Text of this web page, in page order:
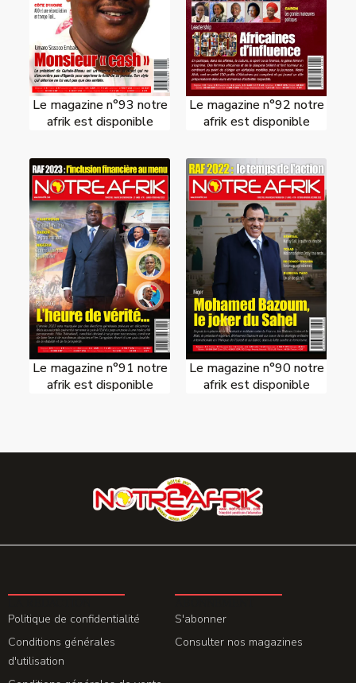
Le magazine n°93 notre
afrik est disponible
Le magazine n°92 notre
afrik est disponible
Le magazine n°91 notre
afrik est disponible
Le magazine n°90 notre
afrik est disponible
Politique de confidentialité
Conditions générales
d'utilisation
S'abonner
Consulter nos magazines